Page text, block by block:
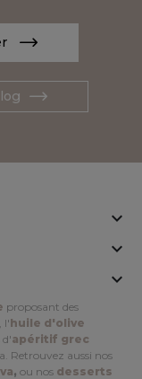



proposant des
, l'huile d'olive
d'apéritif grec
Retrouvez aussi nos
, ou nos desserts